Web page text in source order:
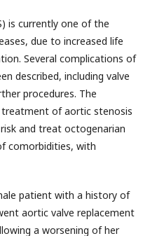
is currently one of the
due to increased life
Several complications of
described, including valve
procedures. The
treatment of aortic stenosis
and treat octogenarian
comorbidities, with
patient with a history of
aortic valve replacement
a worsening of her